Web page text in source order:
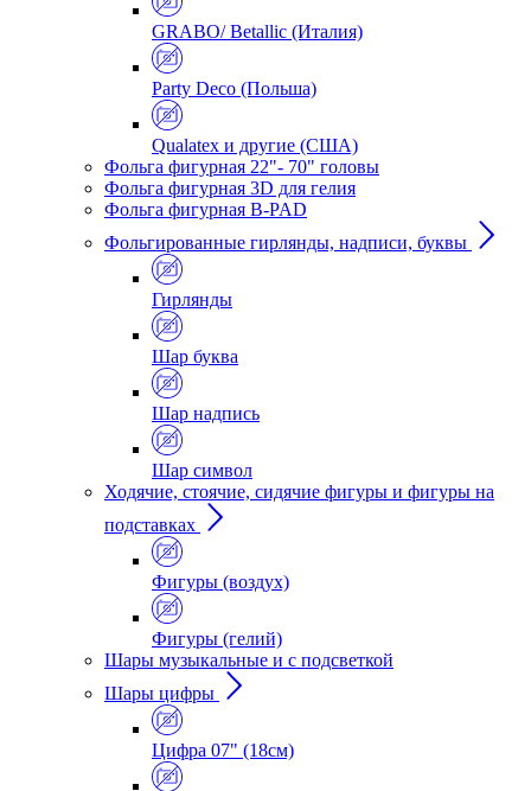
GRABO/ Betallic (Италия)
Party Deco (Польша)
Qualatex и другие (США)
Фольга фигурная 22"- 70" головы
Фольга фигурная 3D для гелия
Фольга фигурная B-PAD
Фольгированные гирлянды, надписи, буквы
Гирлянды
Шар буква
Шар надпись
Шар символ
Ходячие, стоячие, сидячие фигуры и фигуры на
подставках
Фигуры (воздух)
Фигуры (гелий)
Шары музыкальные и с подсветкой
Шары цифры
Цифра 07" (18см)